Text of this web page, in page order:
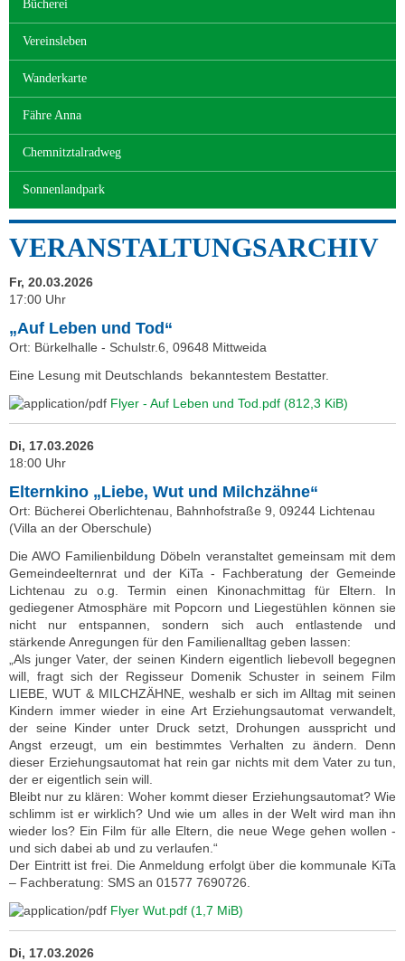
Bücherei
Vereinsleben
Wanderkarte
Fähre Anna
Chemnitztalradweg
Sonnenlandpark
VERANSTALTUNGSARCHIV
Fr, 20.03.2026
17:00 Uhr
„Auf Leben und Tod“
Ort: Bürkelhalle - Schulstr.6, 09648 Mittweida
Eine Lesung mit Deutschlands bekanntestem Bestatter.
Flyer - Auf Leben und Tod.pdf (812,3 KiB)
Di, 17.03.2026
18:00 Uhr
Elternkino „Liebe, Wut und Milchzähne“
Ort: Bücherei Oberlichtenau, Bahnhofstraße 9, 09244 Lichtenau
(Villa an der Oberschule)
Die AWO Familienbildung Döbeln veranstaltet gemeinsam mit dem
Gemeindeelternrat und der KiTa - Fachberatung der Gemeinde
Lichtenau zu o.g. Termin einen Kinonachmittag für Eltern. In
gediegener Atmosphäre mit Popcorn und Liegestühlen können sie
nicht nur entspannen, sondern sich auch entlastende und
stärkende Anregungen für den Familienalltag geben lassen:
„Als junger Vater, der seinen Kindern eigentlich liebevoll begegnen
will, fragt sich der Regisseur Domenik Schuster in seinem Film
LIEBE, WUT & MILCHZÄHNE, weshalb er sich im Alltag mit seinen
Kindern immer wieder in eine Art Erziehungsautomat verwandelt,
der seine Kinder unter Druck setzt, Drohungen ausspricht und
Angst erzeugt, um ein bestimmtes Verhalten zu ändern. Denn
dieser Erziehungsautomat hat rein gar nichts mit dem Vater zu tun,
der er eigentlich sein will.
Bleibt nur zu klären: Woher kommt dieser Erziehungsautomat? Wie
schlimm ist er wirklich? Und wie um alles in der Welt wird man ihn
wieder los? Ein Film für alle Eltern, die neue Wege gehen wollen -
und sich dabei ab und zu verlaufen.“
Der Eintritt ist frei. Die Anmeldung erfolgt über die kommunale KiTa
– Fachberatung: SMS an 01577 7690726.
Flyer Wut.pdf (1,7 MiB)
Di, 17.03.2026